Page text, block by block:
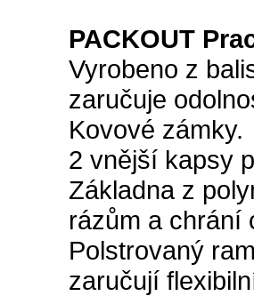
PACKOUT
Vyrobeno z
zaručuje
Kovové zámky.
2 vnější kapsy
Základna z
rázům a chrání
Polstrovaný
zaručují